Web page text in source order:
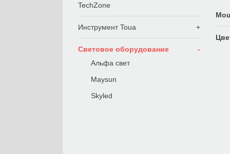
TechZone
Инструмент Toua
Световое оборудование
Альфа свет
Maysun
Skyled